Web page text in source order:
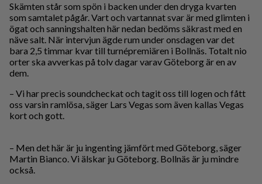
Skämten står som spön i backen under den dryga kvarten
som samtalet pågår. Vart och vartannat svar är med glimten i
ögat och sanningshalten här nedan bedöms säkrast med en
näve salt. När intervjun ägde rum under onsdagen var det
bara 2,5 timmar kvar till turnépremiären i Bollnäs. Totalt nio
orter ska avverkas på tolv dagar varav Göteborg är en av
dem.
– Vi har precis soundcheckat och tagit oss till logen och fått
oss varsin ramlösa, säger Lars Vegas som även kallas Vegas
kort och gott.
– Men det här är ju ingenting jämfört med Göteborg, säger
Martin Bianco. Vi älskar ju Göteborg. Bollnäs är ju mindre
också.